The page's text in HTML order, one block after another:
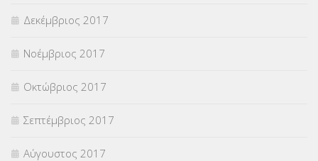
Δεκέμβριος 2017
Νοέμβριος 2017
Οκτώβριος 2017
Σεπτέμβριος 2017
Αύγουστος 2017